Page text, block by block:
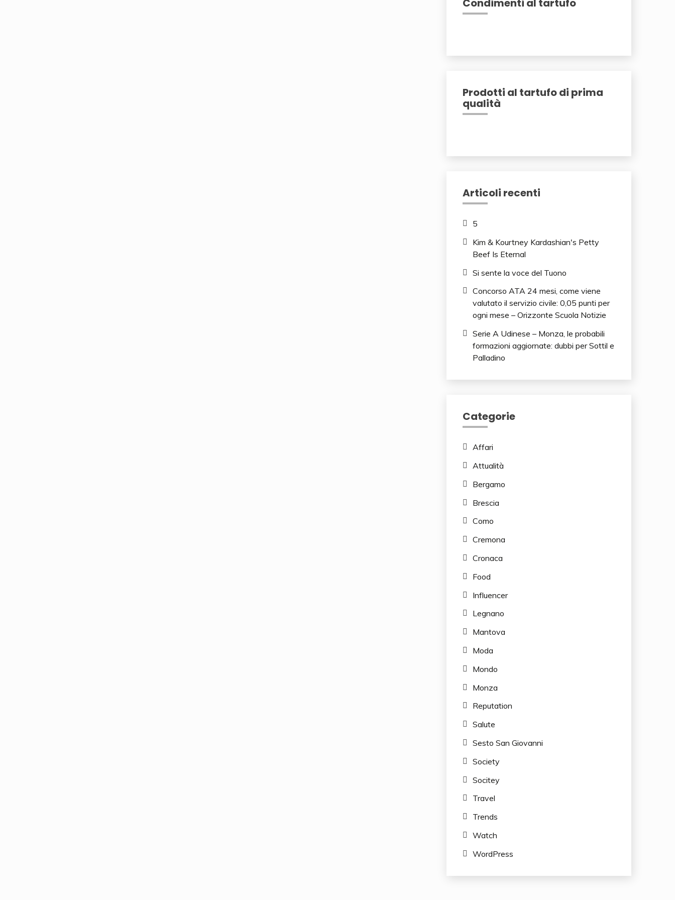
Condimenti al tartufo
Prodotti al tartufo di prima
qualità
Articoli recenti
5
Kim & Kourtney Kardashian's Petty
Beef Is Eternal
Si sente la voce del Tuono
Concorso ATA 24 mesi, come viene
valutato il servizio civile: 0,05 punti per
ogni mese – Orizzonte Scuola Notizie
Serie A Udinese – Monza, le probabili
formazioni aggiornate: dubbi per Sottil e
Palladino
Categorie
Affari
Attualità
Bergamo
Brescia
Como
Cremona
Cronaca
Food
Influencer
Legnano
Mantova
Moda
Mondo
Monza
Reputation
Salute
Sesto San Giovanni
Society
Socitey
Travel
Trends
Watch
WordPress